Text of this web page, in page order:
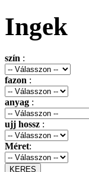
Ingek
szín :
fazon :
anyag :
ujj hossz :
Méret: